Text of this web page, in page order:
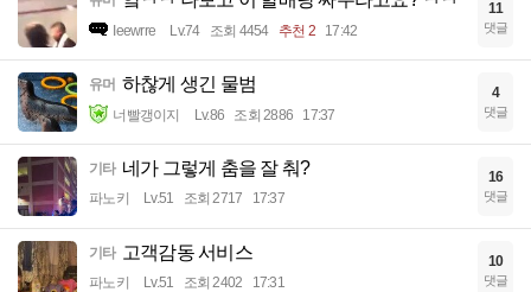
Ieewrre Lv.74 조회 4454 추천 2 17:42
11
댓글
유머 하찮게 생긴 물범
너빨갱이지 Lv.86 조회 2886 17:37
4
댓글
기타 네가 그렇게 춤을 잘 춰?
파노키 Lv.51 조회 2717 17:37
16
댓글
기타 고객감동 서비스
파노키 Lv.51 조회 2402 17:31
10
댓글